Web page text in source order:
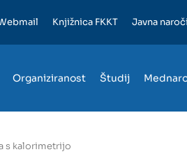
Knjižnica FKKT Javna
Organiziranost Študij
s kalorimetrijo